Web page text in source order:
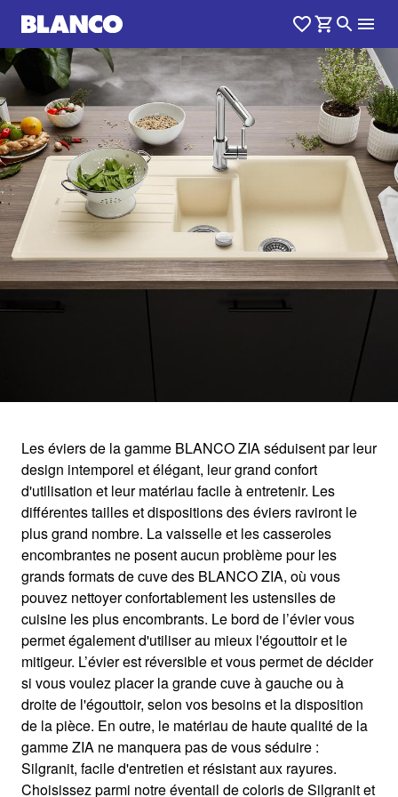
ZIA
Des cuves XL pour un look unique
Les éviers de la gamme BLANCO ZIA séduisent par leur
design intemporel et élégant, leur grand confort
d'utilisation et leur matériau facile à entretenir. Les
différentes tailles et dispositions des éviers raviront le
plus grand nombre. La vaisselle et les casseroles
encombrantes ne posent aucun problème pour les
grands formats de cuve des BLANCO ZIA, où vous
pouvez nettoyer confortablement les ustensiles de
cuisine les plus encombrants. Le bord de l’évier vous
permet également d'utiliser au mieux l'égouttoir et le
mitigeur. L’évier est réversible et vous permet de décider
si vous voulez placer la grande cuve à gauche ou à
droite de l'égouttoir, selon vos besoins et la disposition
de la pièce. En outre, le matériau de haute qualité de la
gamme ZIA ne manquera pas de vous séduire :
Silgranit, facile d'entretien et résistant aux rayures.
Choisissez parmi notre éventail de coloris de Silgranit et